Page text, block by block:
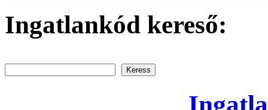
Ingatlankód kereső:
Keress